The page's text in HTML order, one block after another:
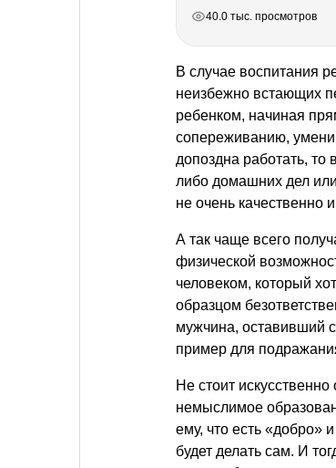
40.0 тыс. просмотров
В случае воспитания
неизбежно встающих
ребенком, начиная
сопереживанию,
допоздна работать, то
либо домашних дел
не очень качественно
А так чаще всего
физической
человеком, который
образцом
мужчина, оставивший
пример для
Не стоит
немыслимое
ему, что есть
будет делать сам. И